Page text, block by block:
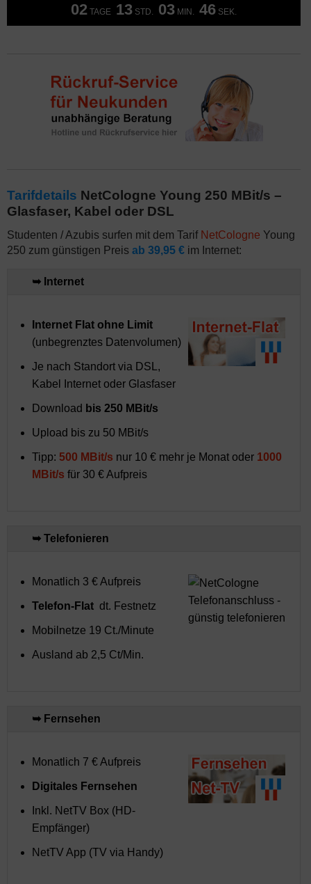
02 TAGE 13 STD. 03 MIN. 46 SEK.
Tarifdetails NetCologne Young 250 MBit/s –
Glasfaser, Kabel oder DSL
Studenten / Azubis surfen mit dem Tarif NetCologne Young
250 zum günstigen Preis ab 39,95 € im Internet:
➥ Internet
Internet Flat ohne Limit
(unbegrenztes Datenvolumen)
Je nach Standort via DSL,
Kabel Internet oder Glasfaser
Download bis 250 MBit/s
Upload bis zu 50 MBit/s
Tipp: 500 MBit/s nur 10 € mehr je Monat oder 1000
MBit/s für 30 € Aufpreis
➥ Telefonieren
Monatlich 3 € Aufpreis
Telefon-Flat dt. Festnetz
Mobilnetze 19 Ct./Minute
Ausland ab 2,5 Ct/Min.
➥ Fernsehen
Monatlich 7 € Aufpreis
Digitales Fernsehen
Inkl. NetTV Box (HD-
Empfänger)
NetTV App (TV via Handy)